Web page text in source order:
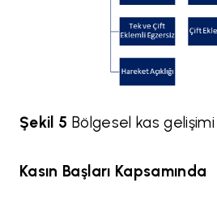
Şekil 5 Bölgesel kas
Kasın Başları Kapsamında